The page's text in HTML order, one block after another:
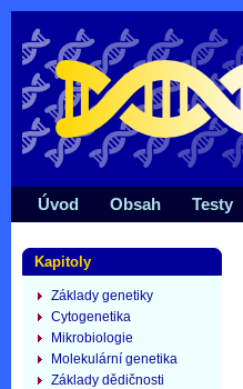
Úvod Obsah Testy
Kapitoly
Základy genetiky
Cytogenetika
Mikrobiologie
Molekulární genetika
Základy dědičnosti